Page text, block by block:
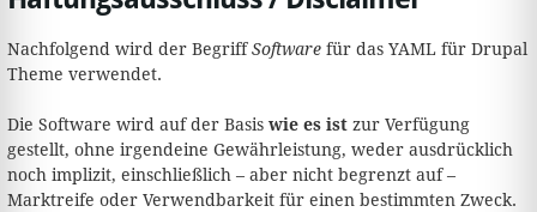
Nachfolgend wird der BegriffSoftware für das YAML für Drupal
Theme verwendet.
Die Software wird auf der Basis wie es ist zur Verfügung
gestellt, ohne irgendeine Gewährleistung, weder ausdrücklich
noch implizit, einschließlich – aber nicht begrenzt auf –
Marktreife oder Verwendbarkeit für einen bestimmten Zweck.